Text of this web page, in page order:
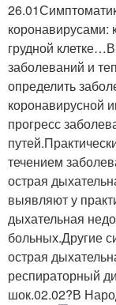
коронавирусами:
грудной
заболеваний и
определить
коронавирусной
прогресс
течением
острая
выявляют у
дыхательная
больных.Другие
острая
респираторный
шок.02.02?В